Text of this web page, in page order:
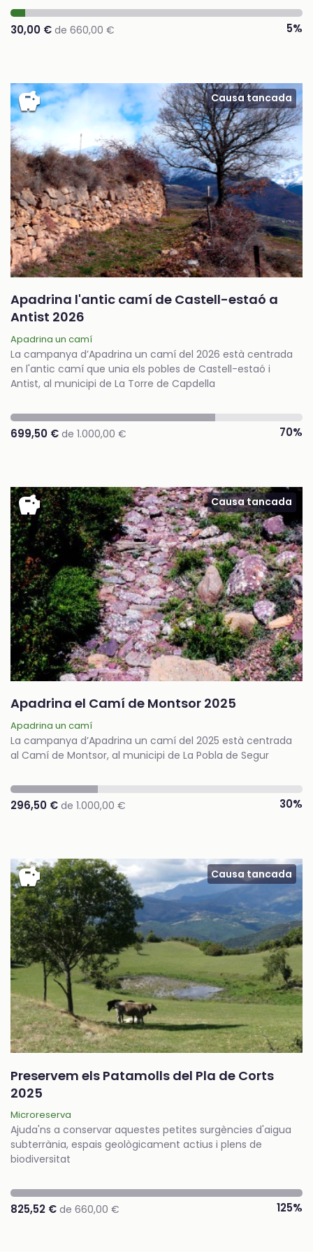
30,00 € de 660,00 € 5%
savings Causa tancada
Apadrina l'antic camí de Castell-estaó a
Antist 2026
Apadrina un camí
La campanya d’Apadrina un camí del 2026 està centrada
en l'antic camí que unia els pobles de Castell-estaó i
Antist, al municipi de La Torre de Capdella
699,50 € de 1.000,00 € 70%
savings Causa tancada
Apadrina el Camí de Montsor 2025
Apadrina un camí
La campanya d’Apadrina un camí del 2025 està centrada
al Camí de Montsor, al municipi de La Pobla de Segur
296,50 € de 1.000,00 € 30%
savings Causa tancada
Preservem els Patamolls del Pla de Corts
2025
Microreserva
Ajuda'ns a conservar aquestes petites surgències d'aigua
subterrània, espais geològicament actius i plens de
biodiversitat
825,52 € de 660,00 € 125%